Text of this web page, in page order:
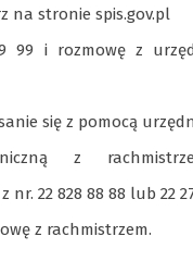
na stronie spis.gov.pl
99 i rozmowę z
się z pomocą
z
nr. 22 828 88 88 lub 22
z rachmistrzem.